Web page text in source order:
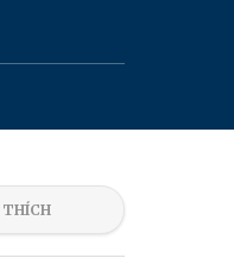
THÍCH